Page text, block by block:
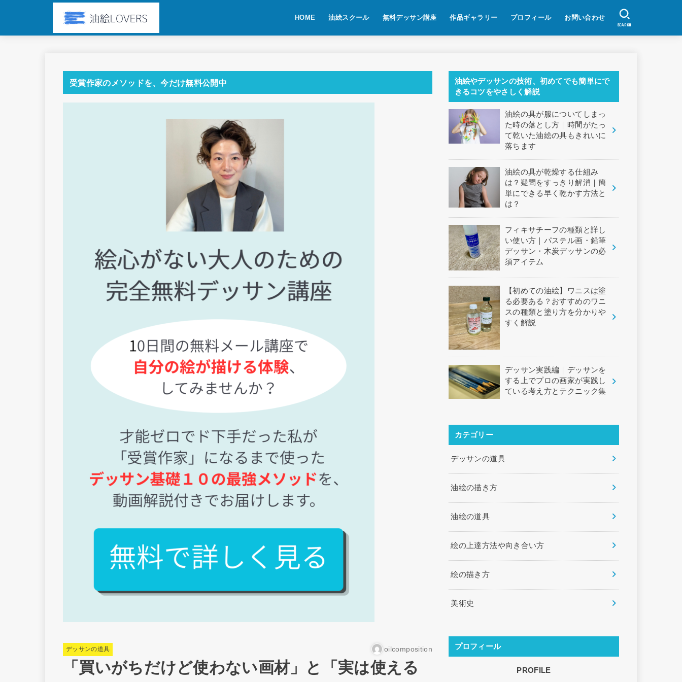
HOME 油絵スクール 無料デッサン講座 作品ギャラリー プロフィール お問い合わせ
SEARCH
受賞作家のメソッドを、今だけ無料公開中
デッサンの道具 oilcomposition
「買いがちだけど使わない画材」と「実は使える
油絵やデッサンの技術、初めてでも簡単にで
きるコツをやさしく解説
油絵の具が服についてしまっ
た時の落とし方｜時間がたっ
て乾いた油絵の具もきれいに
落ちます
油絵の具が乾燥する仕組み
は？疑問をすっきり解消｜簡
単にできる早く乾かす方法と
は？
フィキサチーフの種類と詳し
い使い方｜パステル画・鉛筆
デッサン・木炭デッサンの必
須アイテム
【初めての油絵】ワニスは塗
る必要ある？おすすめのワニ
スの種類と塗り方を分かりや
すく解説
デッサン実践編｜デッサンを
する上でプロの画家が実践し
ている考え方とテクニック集
カテゴリー
デッサンの道具
油絵の描き方
油絵の道具
絵の上達方法や向き合い方
絵の描き方
美術史
プロフィール
PROFILE